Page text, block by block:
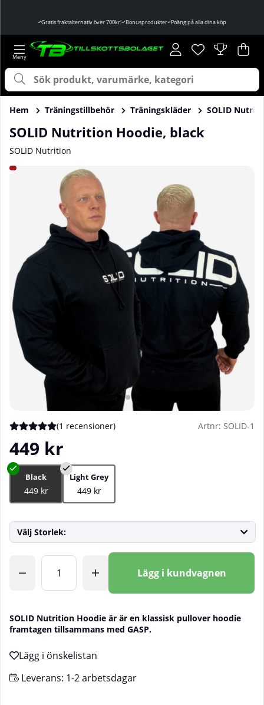
Gratis fraktalternativ över 700kr! Bonusprodukter Poäng på alla dina köp
Önskelista
Antal i
. .
Hem Träningstillbehör Träningskläder SOLID
SOLID Nutrition Hoodie, black
SOLID Nutrition
Produktbilder SOLID Nutrition Hoodie, black
Medelbetyg 5 av 5 Antal betyg 1
(1 recensioner) Artnr: SOLID-1
449 kr
Black
449 kr
Light Grey
449 kr
Välj Storlek:
Lägg i kundvagnen
SOLID Nutrition Hoodie är är en klassisk pullover hoodie
framtagen tillsammans med GASP.
Leverans: 1-2 arbetsdagar